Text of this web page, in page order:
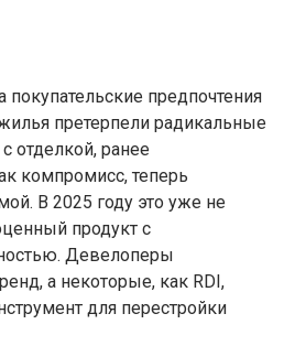
покупательские предпочтения
претерпели радикальные
отделкой, ранее
компромисс, теперь
В 2025 году это уже не
продукт с
Девелоперы
а некоторые, как RDI,
для перестройки